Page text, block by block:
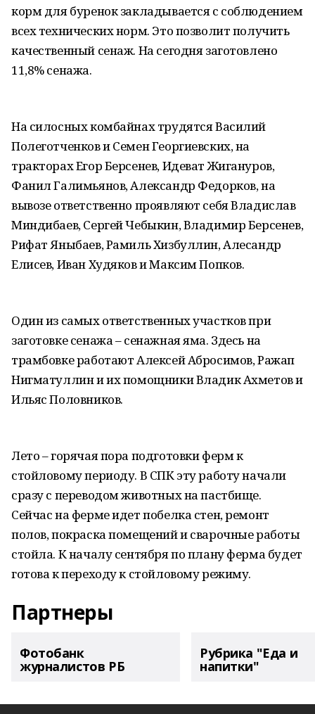
корм для буренок закладывается с соблюдением
всех технических норм. Это позволит получить
качественный сенаж. На сегодня заготовлено
11,8% сенажа.
На силосных комбайнах трудятся Василий
Полеготченков и Семен Георгиевских, на
тракторах Егор Берсенев, Идеват Жигануров,
Фанил Галимьянов, Александр Федорков, на
вывозе ответственно проявляют себя Владислав
Миндибаев, Сергей Чебыкин, Владимир Берсенев,
Рифат Яныбаев, Рамиль Хизбуллин, Алесандр
Елисев, Иван Худяков и Максим Попков.
Один из самых ответственных участков при
заготовке сенажа – сенажная яма. Здесь на
трамбовке работают Алексей Абросимов, Ражап
Нигматуллин и их помощники Владик Ахметов и
Ильяс Половников.
Лето – горячая пора подготовки ферм к
стойловому периоду. В СПК эту работу начали
сразу с переводом животных на пастбище.
Сейчас на ферме идет побелка стен, ремонт
полов, покраска помещений и сварочные работы
стойла. К началу сентября по плану ферма будет
готова к переходу к стойловому режиму.
Партнеры
Фотобанк
журналистов РБ
Рубрика "Еда и
напитки"